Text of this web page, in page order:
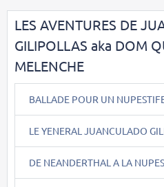
LES AVENTURES DE
GILIPOLLAS aka DOM
MELENCHE
BALLADE POUR UN
LE YENERAL JUANCULADO
DE NEANDERTHAL A LA